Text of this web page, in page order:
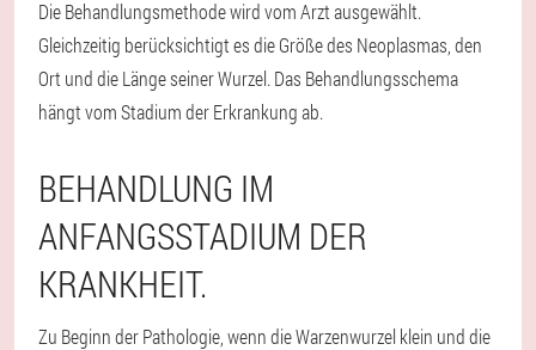
Die Behandlungsmethode wird vom Arzt ausgewählt.
Gleichzeitig berücksichtigt es die Größe des Neoplasmas, den
Ort und die Länge seiner Wurzel. Das Behandlungsschema
hängt vom Stadium der Erkrankung ab.
BEHANDLUNG IM
ANFANGSSTADIUM DER
KRANKHEIT.
Zu Beginn der Pathologie, wenn die Warzenwurzel klein und die